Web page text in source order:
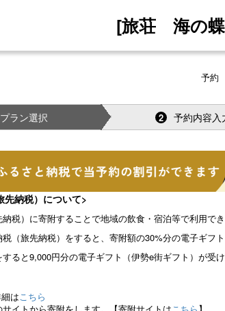
[旅荘 海の蝶
予約
プラン選択 2 予約内容入
先納税）について>
税）に寄附することで地域の飲食・宿泊等で利用で
（旅先納税）をすると、寄附額の30%分の電子ギフ
ると9,000円分の電子ギフト（伊勢e街ギフト）が受
はこちら